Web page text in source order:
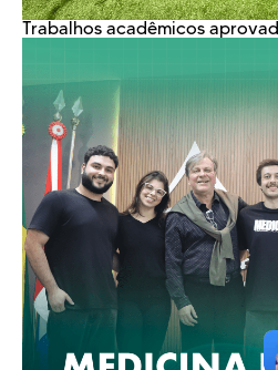
Trabalhos acadêmicos